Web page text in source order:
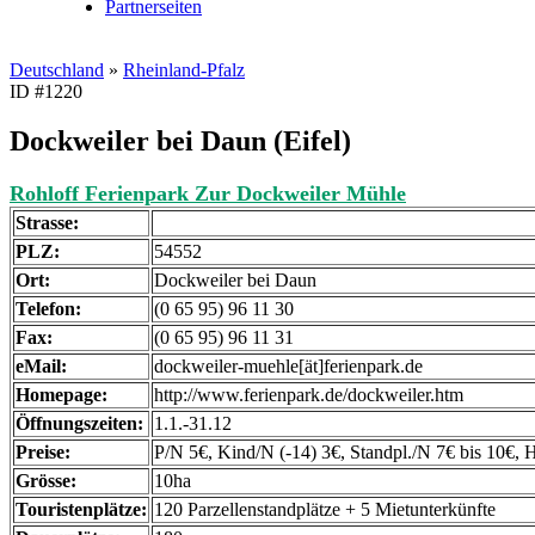
Partnerseiten
Deutschland » Rheinland-Pfalz
ID #1220
Dockweiler bei Daun (Eifel)
Rohloff Ferienpark Zur Dockweiler Mühle
Strasse:
PLZ:
54552
Ort:
Dockweiler bei Daun
Telefon:
(0 65 95) 96 11 30
Fax:
(0 65 95) 96 11 31
eMail:
dockweiler-muehle[ät]ferienpark.de
Homepage:
http://www.ferienpark.de/dockweiler.htm
Öffnungszeiten:
1.1.-31.12
Preise:
P/N 5€, Kind/N (-14) 3€, Standpl./N 7€ bis 10€,
Grösse:
10ha
Touristenplätze: 120 Parzellenstandplätze + 5 Mietunterkünfte